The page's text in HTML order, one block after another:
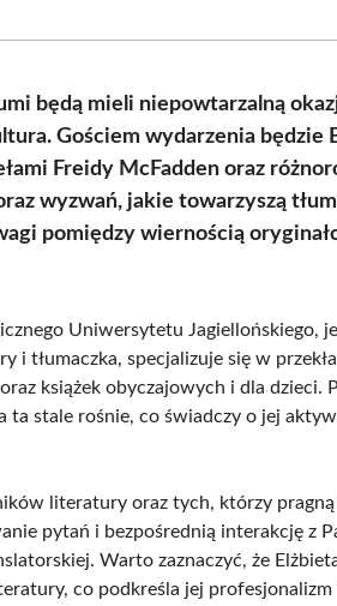
będą mieli niepowtarzalną
Gościem wydarzenia będzie
Freidy McFadden oraz
wyzwań, jakie towarzyszą
pomiędzy wiernością
Uniwersytetu Jagiellońskiego,
i tłumaczka, specjalizuje się w
książek obyczajowych i dla dzieci.
ta stale rośnie, co świadczy o jej
literatury oraz tych, którzy
pytań i bezpośrednią interakcję z
Warto zaznaczyć, że
co podkreśla jej